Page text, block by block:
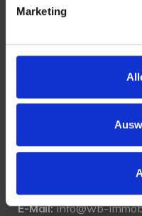
Marketing
KONTAKT
WeserBergland
Portastraße 36
Tel.:0571 - 597 265
0571 - 870 490 05
E-Mail:info@wb-